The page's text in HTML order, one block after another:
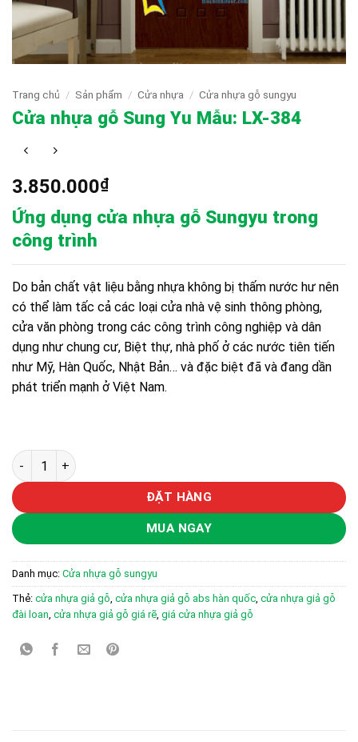
Trang chủ / Sản phẩm / Cửa nhựa / Cửa nhựa gỗ sungyu
Cửa nhựa gỗ Sung Yu Mẫu: LX-384
3.850.000₫
Ứng dụng cửa nhựa gỗ Sungyu trong
công trình
Do bản chất vật liệu bằng nhựa không bị thấm nước hư nên
có thể làm tấc cả các loại cửa nhà vệ sinh thông phòng,
cửa văn phòng trong các công trình công nghiệp và dân
dụng như chung cư, Biệt thự, nhà phố ở các nước tiên tiến
như Mỹ, Hàn Quốc, Nhật Bản… và đặc biệt đã và đang dần
phát triển mạnh ở Việt Nam.
Cửa nhựa gỗ Sung Yu Mẫu: LX-384 số lượng
ĐẶT HÀNG
MUA NGAY
Danh mục: Cửa nhựa gỗ sungyu
Thẻ: cửa nhựa giả gỗ, cửa nhựa giả gỗ abs hàn quốc, cửa nhựa giả gỗ
đài loan, cửa nhựa giả gỗ giá rẽ, giá cửa nhựa giả gỗ